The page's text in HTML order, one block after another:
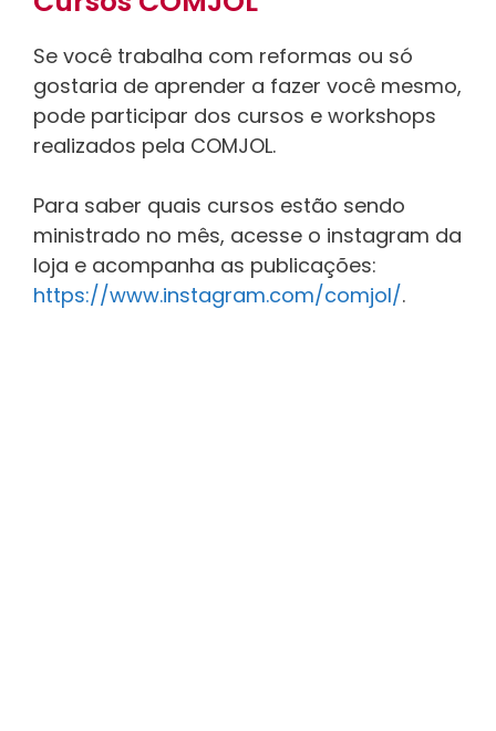
Se você trabalha com reformas ou só
gostaria de aprender a fazer você mesmo,
pode participar dos cursos e workshops
realizados pela COMJOL.
Para saber quais cursos estão sendo
ministrado no mês, acesse o instagram da
loja e acompanha as publicações:
https://www.instagram.com/comjol/.